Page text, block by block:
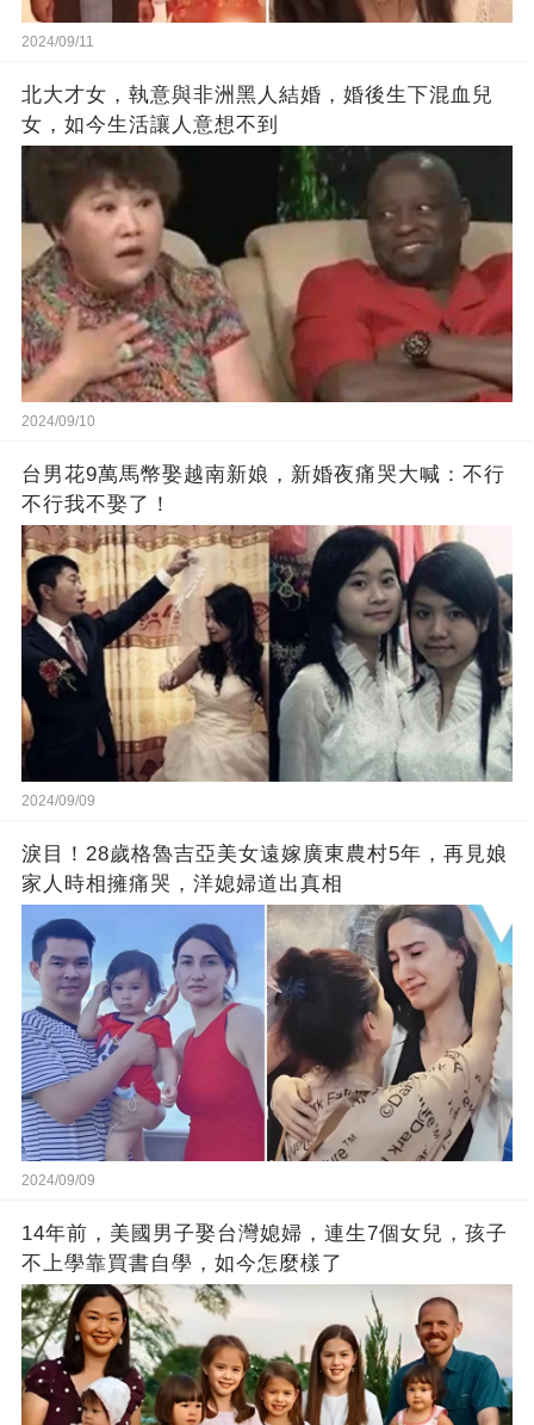
2024/09/11
北大才女，執意與非洲黑人結婚，婚後生下混血兒
女，如今生活讓人意想不到
2024/09/10
台男花9萬馬幣娶越南新娘，新婚夜痛哭大喊：不行
不行我不娶了！
2024/09/09
淚目！28歲格魯吉亞美女遠嫁廣東農村5年，再見娘
家人時相擁痛哭，洋媳婦道出真相
2024/09/09
14年前，美國男子娶台灣媳婦，連生7個女兒，孩子
不上學靠買書自學，如今怎麼樣了